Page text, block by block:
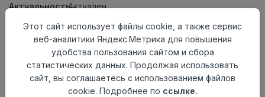
АктуальностьАктуален
Нет в наличии
Внимание! Внешний вид товара может отличаться от
представленного на настоящем сайте. Проверяйте
наличие необходимых характеристик и комплектации
в момент приобретения товара.
Этот сайт использует файлы cookie, а также сервис
веб-аналитики Яндекс.Метрика для повышения
удобства пользования сайтом и сбора
статистических данных. Продолжая использовать
сайт, вы соглашаетесь с использованием файлов
cookie. Подробнее по ссылке.